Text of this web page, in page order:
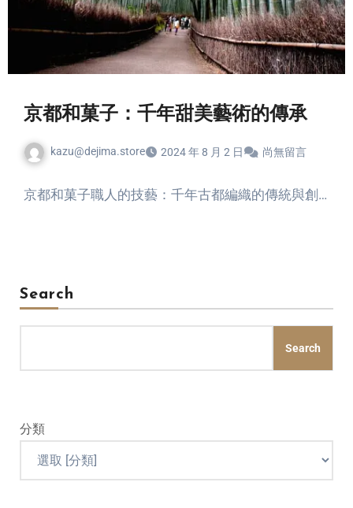
京都和菓子：千年甜美藝術的傳承
kazu@dejima.store 2024 年 8 月 2 日 尚無留言
京都和菓子職人的技藝：千年古都編織的傳統與創…
Search
Search
分類